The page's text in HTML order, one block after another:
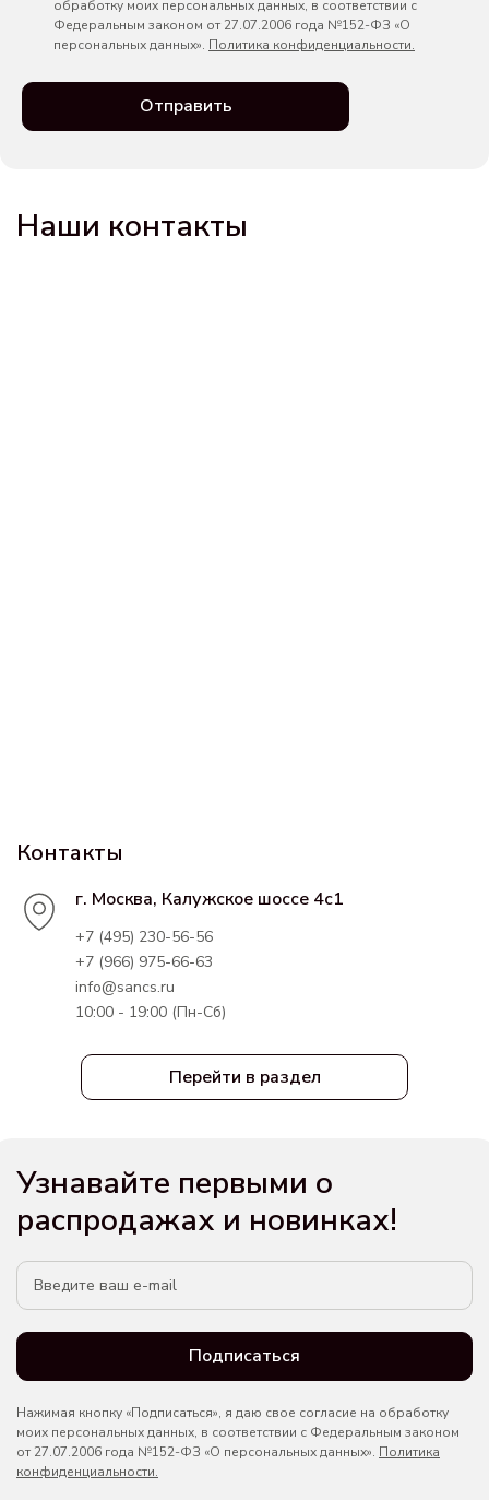
обработку моих персональных данных, в соответствии с
Федеральным законом от 27.07.2006 года №152-ФЗ «О
персональных данных». Политика конфиденциальности.
Отправить
Наши контакты
Перейти в раздел
Контакты
г. Москва, Калужское шоссе 4с1
+7 (495) 230-56-56
+7 (966) 975-66-63
info@sancs.ru
10:00 - 19:00 (Пн-Сб)
Узнавайте первыми о
распродажах и новинках!
Подписаться
Нажимая кнопку «Подписаться», я даю свое согласие на обработку
моих персональных данных, в соответствии с Федеральным законом
от 27.07.2006 года №152-ФЗ «О персональных данных». Политика
конфиденциальности.